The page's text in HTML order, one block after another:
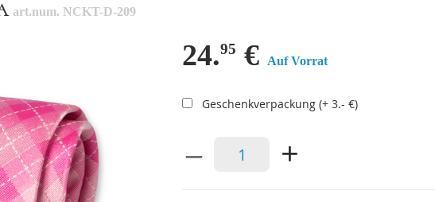
Krawatten und Schals
Geschenkverpackungen
Doppelter Windsor
Nicky Knoten
Einfacher Windsor
Sankt Andreas
Krawatte
Hosenträger - wie
art.num. NCKT-D-209
24.95 € Auf Vorrat
Geschenkverpackung (+ 3.- €)
– +